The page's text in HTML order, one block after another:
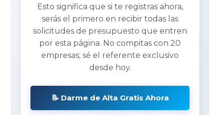
Esto significa que si te registras ahora,
serás el primero en recibir todas las
solicitudes de presupuesto que entren
por esta página. No compitas con 20
empresas; sé el referente exclusivo
desde hoy.
📝 Darme de Alta Gratis Ahora